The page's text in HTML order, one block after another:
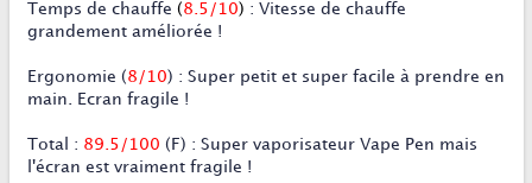
Temps de chauffe (8.5/10) : Vitesse de chauffe
grandement améliorée !
Ergonomie (8 /10) : Super petit et super facile à prendre en
main. Ecran fragile !
Total : 89.5/100 (F) : Super vaporisateur Vape Pen mais
l'écran est vraiment fragile !